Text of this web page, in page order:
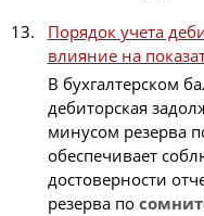
Порядок учета
влияние на
В бухгалтерском
дебиторская
минусом резерва
обеспечивает
достоверности
резерва по